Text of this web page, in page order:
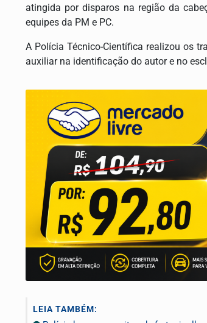
atingida por disparos na região da
equipes da PM e PC.
A Polícia Técnico-Científica realizou os
auxiliar na identificação do autor e no
LEIA TAMBÉM: